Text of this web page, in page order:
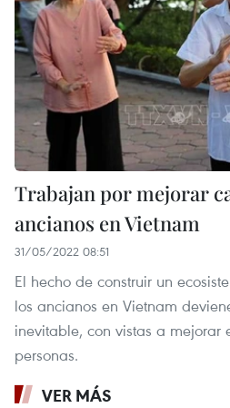
Trabajan por mejorar
ancianos en Vietnam
31/05/2022 08:51
El hecho de construir un
los ancianos en Vietnam
inevitable, con vistas a mejorar
personas.
VER MÁS